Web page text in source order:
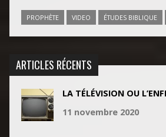
PROPHÈTE VIDEO ÉTUDES BIBLIQUE
ARTICLES RÉCENTS
LA TÉLÉVISION OU
11 novembre 2020